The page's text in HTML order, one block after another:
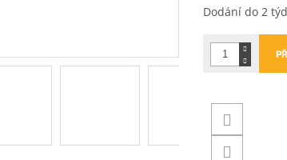
Měrná
Dodání do 2